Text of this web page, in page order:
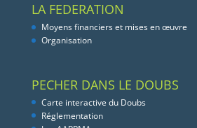
LA FEDERATION
Moyens financiers et mises en œuvre
Organisation
PECHER DANS LE DOUBS
Carte interactive du Doubs
Réglementation